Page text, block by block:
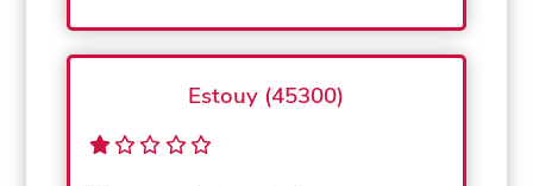
Estouy (45300)